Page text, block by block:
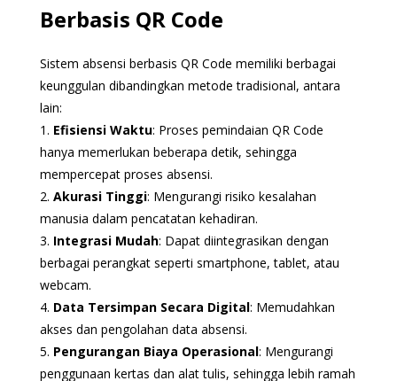
Berbasis QR Code
Sistem absensi berbasis QR Code memiliki berbagai
keunggulan dibandingkan metode tradisional, antara
lain:
1. Efisiensi Waktu: Proses pemindaian QR Code
hanya memerlukan beberapa detik, sehingga
mempercepat proses absensi.
2. Akurasi Tinggi: Mengurangi risiko kesalahan
manusia dalam pencatatan kehadiran.
3. Integrasi Mudah: Dapat diintegrasikan dengan
berbagai perangkat seperti smartphone, tablet, atau
webcam.
4. Data Tersimpan Secara Digital: Memudahkan
akses dan pengolahan data absensi.
5. Pengurangan Biaya Operasional: Mengurangi
penggunaan kertas dan alat tulis, sehingga lebih ramah